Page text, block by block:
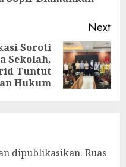
Next
Soroti
Sekolah,
Tuntut
Hukum
dipublikasikan. Ruas